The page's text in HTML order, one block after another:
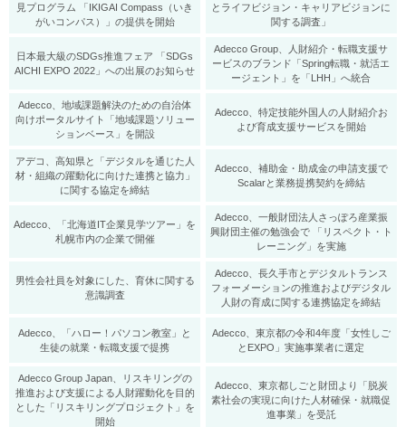
見プログラム 「IKIGAI Compass（いき
がいコンパス）」の提供を開始
とライフビジョン・キャリアビジョンに
関する調査」
日本最大級のSDGs推進フェア 「SDGs
AICHI EXPO 2022」への出展のお知らせ
Adecco Group、人財紹介・転職支援サ
ービスのブランド「Spring転職・就活エ
ージェント」を「LHH」へ統合
Adecco、地域課題解決のための自治体
向けポータルサイト「地域課題ソリュー
ションベース」を開設
Adecco、特定技能外国人の人財紹介お
よび育成支援サービスを開始
アデコ、高知県と「デジタルを通じた人
材・組織の躍動化に向けた連携と協力」
に関する協定を締結
Adecco、補助⾦・助成⾦の申請支援で
Scalarと業務提携契約を締結
Adecco、「北海道IT企業見学ツアー」を
札幌市内の企業で開催
Adecco、一般財団法人さっぽろ産業振
興財団主催の勉強会で 「リスペクト・ト
レーニング」を実施
男性会社員を対象にした、育休に関する
意識調査
Adecco、長久手市とデジタルトランス
フォーメーションの推進およびデジタル
人財の育成に関する連携協定を締結
​Adecco、「ハロー！パソコン教室」と
生徒の就業・転職支援で提携
Adecco、東京都の令和4年度「女性しご
とEXPO」実施事業者に選定
Adecco Group Japan、リスキリングの
推進および支援による人財躍動化を目的
とした「リスキリングプロジェクト」を
開始
Adecco、東京都しごと財団より「脱炭
素社会の実現に向けた人材確保・就職促
進事業」を受託